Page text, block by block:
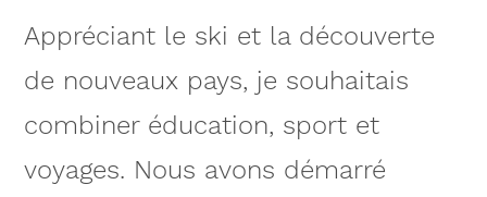
Appréciant le ski et la découverte
de nouveaux pays, je souhaitais
combiner éducation, sport et
voyages. Nous avons démarré